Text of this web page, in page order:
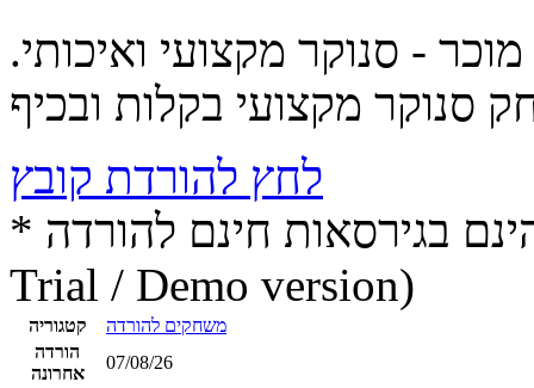
- סנוקר מקצועי ואיכותי.
לחץ להורדת קובץ
* התכנים הינם בגירסאות חינם להורדה (Free game / software,
Trial / Demo version)
קטגוריה
משחקים להורדה
הורדה
אחרונה
07/08/26